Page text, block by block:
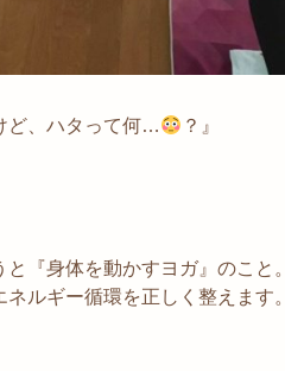
ど、ハタって何… ？』
『身体を動かすヨガ』のこと。
ルギー循環を正しく整えます。